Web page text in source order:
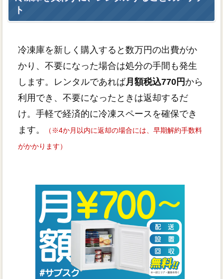
ト
冷凍庫を新しく購入すると数万円の出費がか
かり、不要になった場合は処分の手間も発生
します。レンタルであれば月額税込770円から
利用でき、不要になったときは返却するだ
け。手軽で経済的に冷凍スペースを確保でき
ます。
（※4か月以内に返却の場合には、早期解約手数料
がかかります）